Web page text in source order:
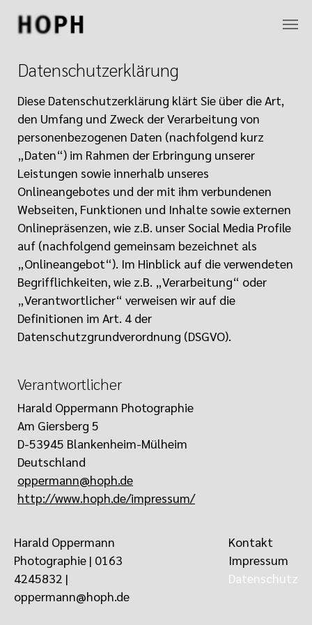
Datenschutzerklärung
Diese Datenschutzerklärung klärt Sie über die Art,
den Umfang und Zweck der Verarbeitung von
personenbezogenen Daten (nachfolgend kurz
„Daten“) im Rahmen der Erbringung unserer
Leistungen sowie innerhalb unseres
Onlineangebotes und der mit ihm verbundenen
Webseiten, Funktionen und Inhalte sowie externen
Onlinepräsenzen, wie z.B. unser Social Media Profile
auf (nachfolgend gemeinsam bezeichnet als
„Onlineangebot“). Im Hinblick auf die verwendeten
Begrifflichkeiten, wie z.B. „Verarbeitung“ oder
„Verantwortlicher“ verweisen wir auf die
Definitionen im Art. 4 der
Datenschutzgrundverordnung (DSGVO).
Verantwortlicher
Harald Oppermann Photographie
Am Giersberg 5
D-53945 Blankenheim-Mülheim
Deutschland
oppermann@hoph.de
http://www.hoph.de/impressum/
- Bestandsdaten (z.B., Personen-Stammdaten,
Namen oder Adressen).
- Kontaktdaten (z.B., E-Mail, Telefonnummern).
- Inhaltsdaten (z.B., Texteingaben, Fotografien,
Harald Oppermann
Photographie | 0163
4245832 ‬ |
oppermann@hoph.de
Kontakt
Impressum
Datenschutz